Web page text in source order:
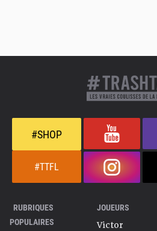
#SHOP
#TTFL
RUBRIQUES
POPULAIRES
JOUEURS
Victor